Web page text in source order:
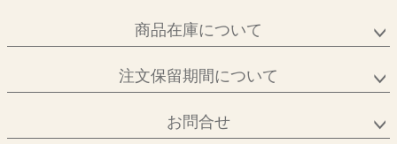
商品在庫について
注文保留期間について
お問合せ